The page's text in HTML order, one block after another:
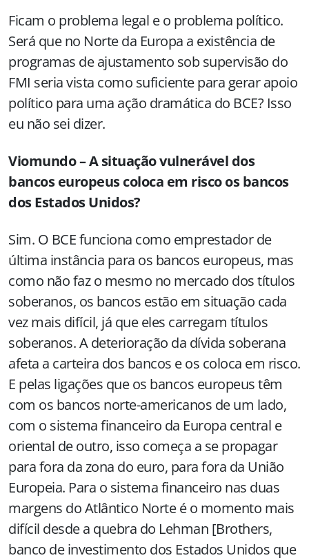
Ficam o problema legal e o problema político.
Será que no Norte da Europa a existência de
programas de ajustamento sob supervisão do
FMI seria vista como suficiente para gerar apoio
político para uma ação dramática do BCE? Isso
eu não sei dizer.
Viomundo – A situação vulnerável dos
bancos europeus coloca em risco os bancos
dos Estados Unidos?
Sim. O BCE funciona como emprestador de
última instância para os bancos europeus, mas
como não faz o mesmo no mercado dos títulos
soberanos, os bancos estão em situação cada
vez mais difícil, já que eles carregam títulos
soberanos. A deterioração da dívida soberana
afeta a carteira dos bancos e os coloca em risco.
E pelas ligações que os bancos europeus têm
com os bancos norte-americanos de um lado,
com o sistema financeiro da Europa central e
oriental de outro, isso começa a se propagar
para fora da zona do euro, para fora da União
Europeia. Para o sistema financeiro nas duas
margens do Atlântico Norte é o momento mais
difícil desde a quebra do Lehman [Brothers,
banco de investimento dos Estados Unidos que